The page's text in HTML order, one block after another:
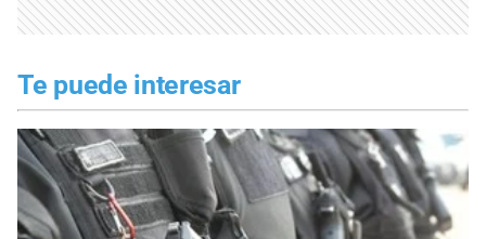
Te puede interesar